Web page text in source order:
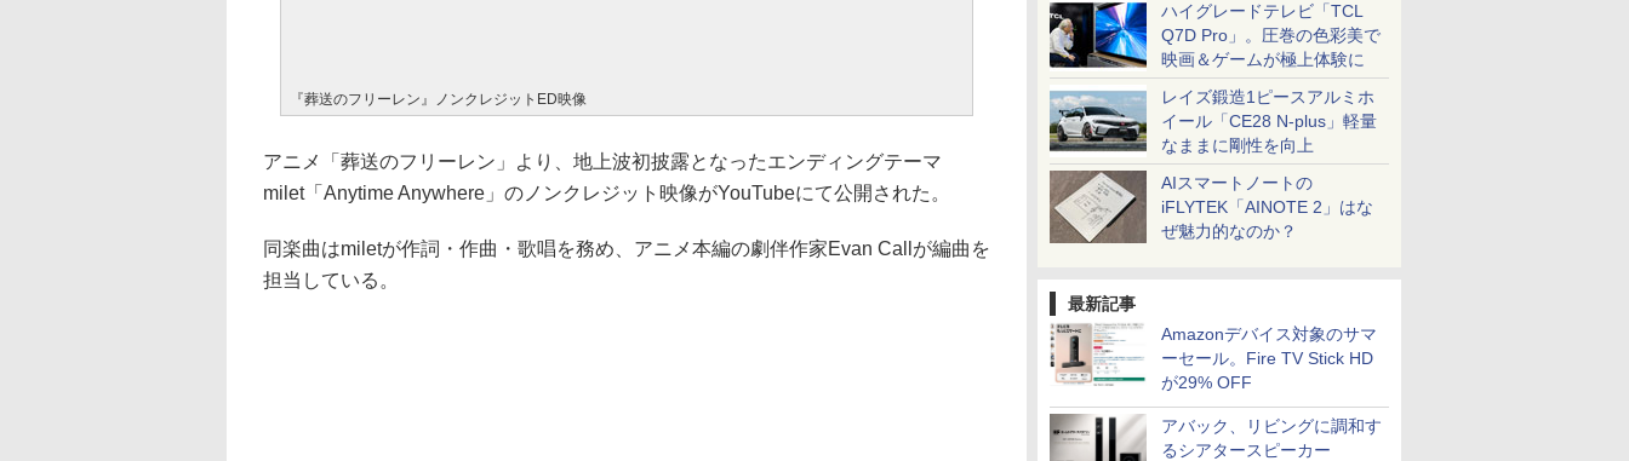
ハイグレードテレビ「TCL
Q7D Pro」。圧巻の色彩美で
映画＆ゲームが極上体験に
レイズ鍛造1ピースアルミホ
イール「CE28 N-plus」軽量
なままに剛性を向上
AIスマートノートの
iFLYTEK「AINOTE 2」はな
ぜ魅力的なのか？
最新記事
Amazonデバイス対象のサマ
ーセール。Fire TV Stick HD
が29% OFF
アバック、リビングに調和す
るシアタースピーカー
『葬送のフリーレン』ノンクレジットED映像
アニメ「葬送のフリーレン」より、地上波初披露となったエンディングテーマ
milet「Anytime Anywhere」のノンクレジット映像がYouTubeにて公開された。
同楽曲はmiletが作詞・作曲・歌唱を務め、アニメ本編の劇伴作家Evan Callが編曲を
担当している。